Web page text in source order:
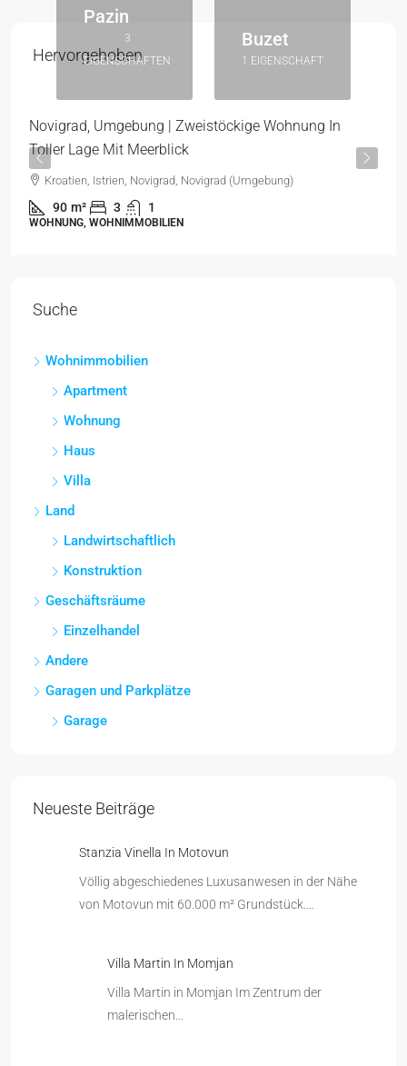
Pazin
3
EIGENSCHAFTEN
Buzet
1 EIGENSCHAFT
Hervorgehoben
319.000 €
Novigrad, Umgebung | Zweistöckige Wohnung In
Toller Lage Mit Meerblick
Kroatien, Istrien, Novigrad, Novigrad (Umgebung)
90 m² 3 1
WOHNUNG, WOHNIMMOBILIEN
Suche
Wohnimmobilien
Apartment
Wohnung
Haus
Villa
Land
Landwirtschaftlich
Konstruktion
Geschäftsräume
Einzelhandel
Andere
Garagen und Parkplätze
Garage
Neueste Beiträge
Stanzia Vinella In Motovun
Völlig abgeschiedenes Luxusanwesen in der Nähe
von Motovun mit 60.000 m² Grundstück.…
Villa Martin In Momjan
Villa Martin in Momjan Im Zentrum der
malerischen…